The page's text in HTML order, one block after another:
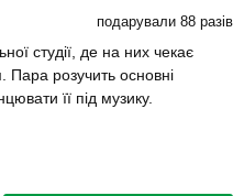
подарували 88 разів
студії, де на них чекає
Пара розучить основні
її під музику.